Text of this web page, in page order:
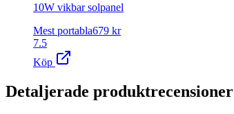
10W vikbar solpanel
Mest portabla679 kr
7.5
Köp
Detaljerade produktrecensioner